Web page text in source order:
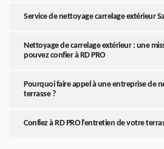
Service de nettoyage carrelage extérieur
Nettoyage de carrelage extérieur : une
pouvez confier à RD PRO
Pourquoi faire appel à une entreprise de
terrasse ?
Confiez à RD PRO l’entretien de votre